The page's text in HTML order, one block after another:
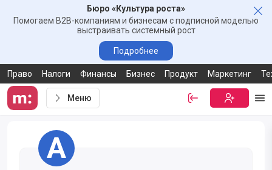
Бюро «Культура роста»
Помогаем B2B-компаниям и бизнесам с подписной моделью
выстраивать системный рост
Подробнее
Право Налоги Финансы Бизнес Продукт Маркетинг
Меню Войти
А